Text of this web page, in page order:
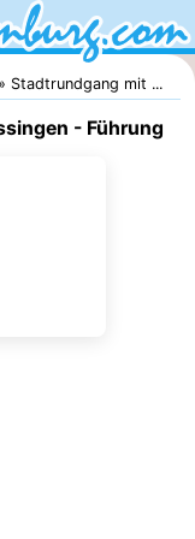
Stadtrundgang mit ...
- Führung